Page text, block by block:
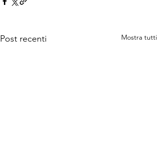
Post recenti Mostra tutti